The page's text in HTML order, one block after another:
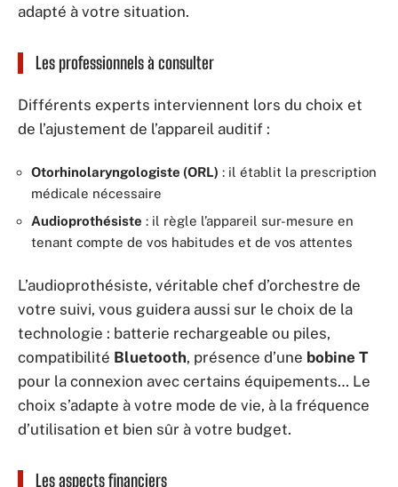
adapté à votre situation.
Les professionnels à consulter
Différents experts interviennent lors du choix et
de l’ajustement de l’appareil auditif :
Otorhinolaryngologiste (ORL) : il établit la prescription
médicale nécessaire
Audioprothésiste : il règle l’appareil sur-mesure en
tenant compte de vos habitudes et de vos attentes
L’audioprothésiste, véritable chef d’orchestre de
votre suivi, vous guidera aussi sur le choix de la
technologie : batterie rechargeable ou piles,
compatibilité Bluetooth, présence d’une bobine T
pour la connexion avec certains équipements… Le
choix s’adapte à votre mode de vie, à la fréquence
d’utilisation et bien sûr à votre budget.
Les aspects financiers